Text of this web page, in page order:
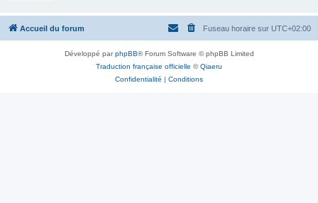
Accueil du forum Fuseau horaire sur UTC+02:00
Développé parphpBB® Forum Software © phpBB Limited
Traduction française officielle ©Qiaeru
Confidentialité | Conditions